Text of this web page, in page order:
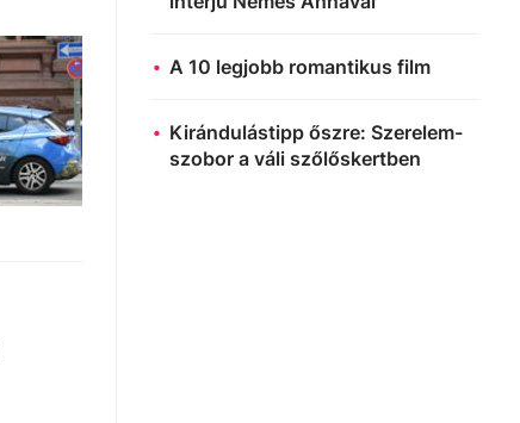
A 10 legjobb romantikus film
Kirándulástipp őszre: Szerelem-
szobor a váli szőlőskertben